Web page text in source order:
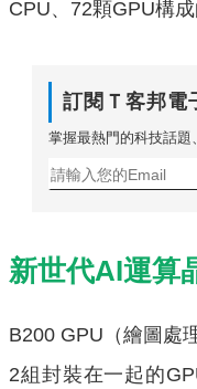
CPU、72顆GPU構成
訂閱Ｔ客邦電
掌握最熱門的科技話題
新世代AI運算
B200 GPU（繪圖處
2組封裝在一起的